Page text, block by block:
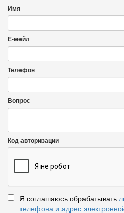
Имя
Е-мейл
Телефон
Вопрос
Код авторизации
Я соглашаюсь обрабатывать
телефона и адрес